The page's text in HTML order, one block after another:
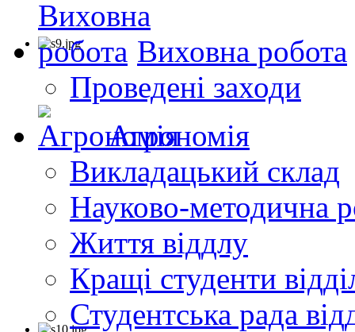
Виховна робота
Проведені заходи
Агрономія
Викладацький склад
Науково-методична
Життя віддлу
Кращі студенти
Студентська рада